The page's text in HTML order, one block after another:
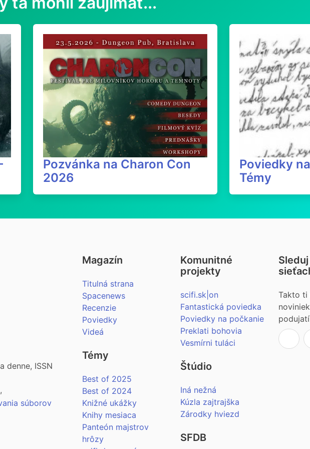
Pozvánka na Charon Con
2026
Poviedky
Témy
denne, ISSN
,
súborov
Magazín
Titulná strana
Spacenews
Recenzie
Poviedky
Videá
Témy
Best of 2025
Best of 2024
Knižné ukážky
Knihy mesiaca
Panteón majstrov
hrôzy
Komunitné
projekty
scifi.sk|on
Fantastická poviedka
Poviedky na počkanie
Preklati bohovia
Vesmírni tuláci
Štúdio
Iná nežná
Kúzla zajtrajška
Zárodky hviezd
SFDB
Takto ti